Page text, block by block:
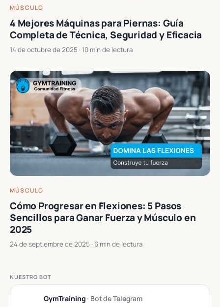
MÚSCULO
4 Mejores Máquinas para Piernas: Guía
Completa de Técnica, Seguridad y Eficacia
14 de octubre de 2025 · 10 min de lectura
MÚSCULO
Cómo Progresar en Flexiones: 5 Pasos
Sencillos para Ganar Fuerza y Músculo en
2025
24 de septiembre de 2025 · 6 min de lectura
NUESTRO BOT
GymTraining · Bot de Telegram